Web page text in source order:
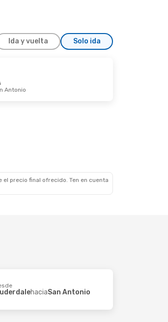
Ida y vuelta Solo ida
Antonio
precio final ofrecido. Ten en cuenta
haciaSan Antonio